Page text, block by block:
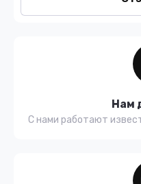
Нам
С нами работают